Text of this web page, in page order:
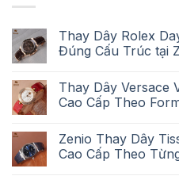
Thay Dây Rolex
Đúng Cấu Trúc tại
Thay Dây Versace
Cao Cấp Theo
Zenio Thay Dây
Cao Cấp Theo